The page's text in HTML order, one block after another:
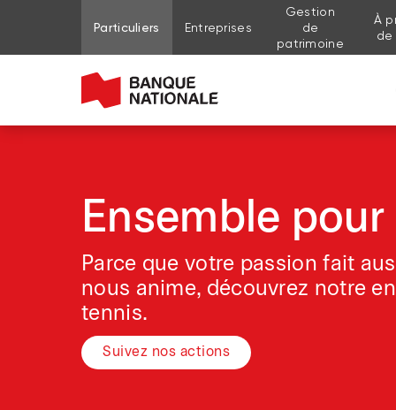
Aller au contenu de la page
Aller au menu principal
Me connecter à mon compte
Particuliers Entreprises
Gestion
de
patrimoine
À
de
Ensemble
Parce que votre passion fait
nous anime, découvrez notre
tennis.
Suivez nos actions